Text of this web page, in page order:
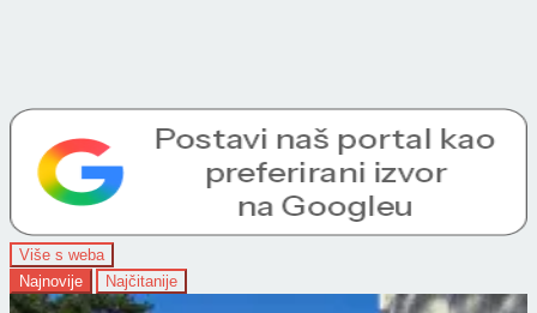
Više s weba
Najnovije
Najčitanije